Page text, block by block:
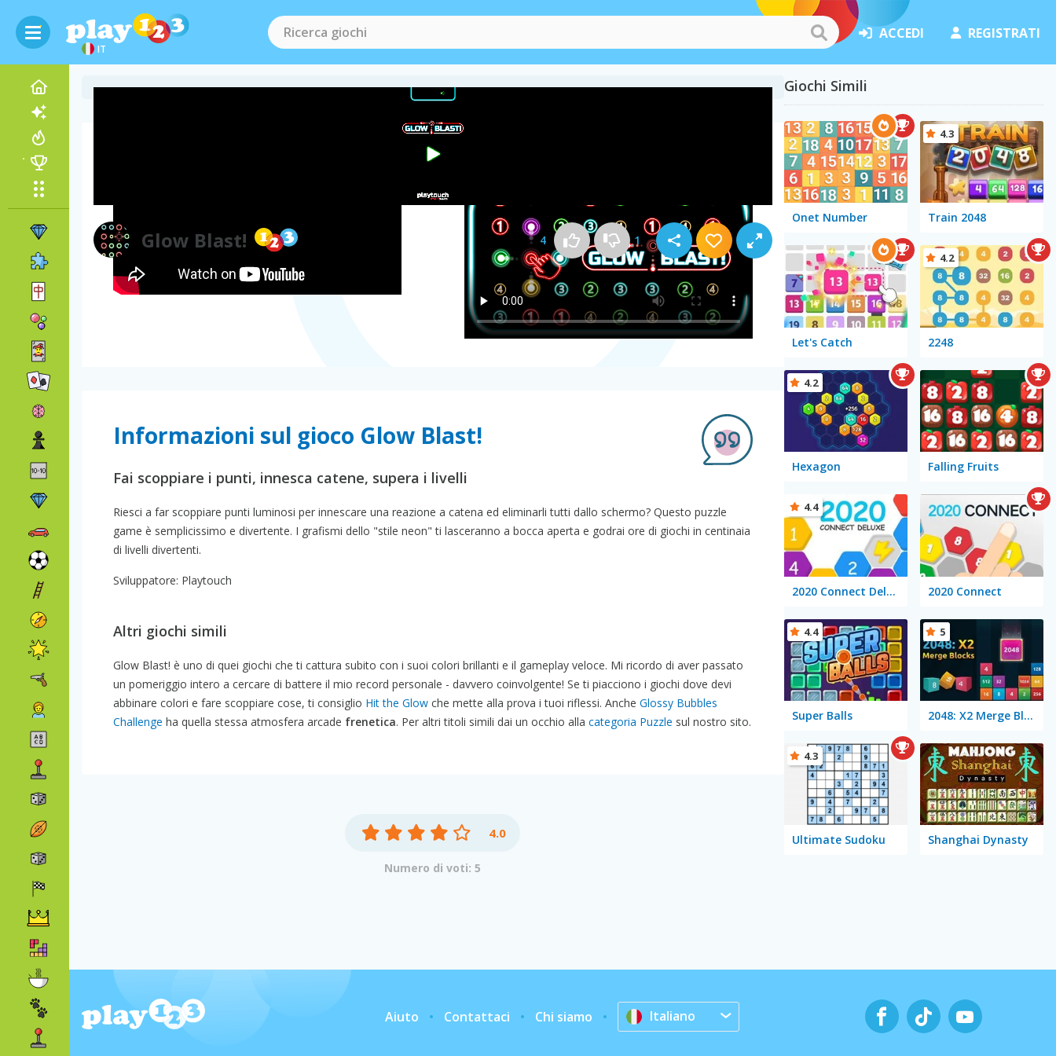
IT
ACCEDI REGISTRATI
Glow Blast! 4 1
Informazioni sul gioco Glow Blast!
Fai scoppiare i punti, innesca catene, supera i livelli
Riesci a far scoppiare punti luminosi per innescare una reazione a catena ed eliminarli tutti dallo schermo? Questo puzzle
game è semplicissimo e divertente. I grafismi dello "stile neon" ti lasceranno a bocca aperta e godrai ore di giochi in centinaia
di livelli divertenti.
Sviluppatore: Playtouch
Altri giochi simili
Glow Blast! è uno di quei giochi che ti cattura subito con i suoi colori brillanti e il gameplay veloce. Mi ricordo di aver passato
un pomeriggio intero a cercare di battere il mio record personale - davvero coinvolgente! Se ti piacciono i giochi dove devi
abbinare colori e fare scoppiare cose, ti consiglio Hit the Glow che mette alla prova i tuoi riflessi. Anche Glossy Bubbles
Challenge ha quella stessa atmosfera arcade frenetica. Per altri titoli simili dai un occhio alla categoria Puzzle sul nostro sito.
4.0
Numero di voti: 5
Giochi Simili
Onet Number Train 2048
4.3
Let's Catch 2248
4.2
Hexagon
4.2
Falling Fruits
2020 Connect Deluxe
4.4
2020 Connect
Super Balls
4.4
2048: X2 Merge Blocks
5
Ultimate Sudoku
4.3
Shanghai Dynasty
Aiuto Contattaci Chi siamo Italiano